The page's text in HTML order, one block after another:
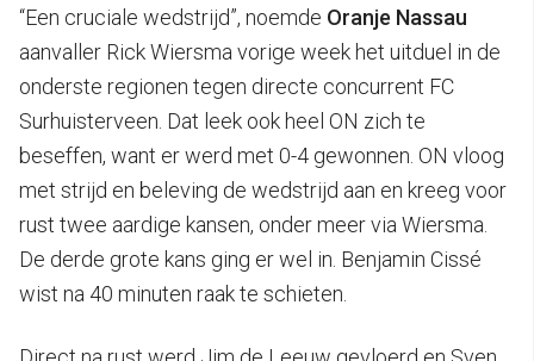
“Een cruciale wedstrijd”, noemde Oranje Nassau
aanvaller Rick Wiersma vorige week het uitduel in de
onderste regionen tegen directe concurrent FC
Surhuisterveen. Dat leek ook heel ON zich te
beseffen, want er werd met 0-4 gewonnen. ON vloog
met strijd en beleving de wedstrijd aan en kreeg voor
rust twee aardige kansen, onder meer via Wiersma.
De derde grote kans ging er wel in. Benjamin Cissé
wist na 40 minuten raak te schieten.